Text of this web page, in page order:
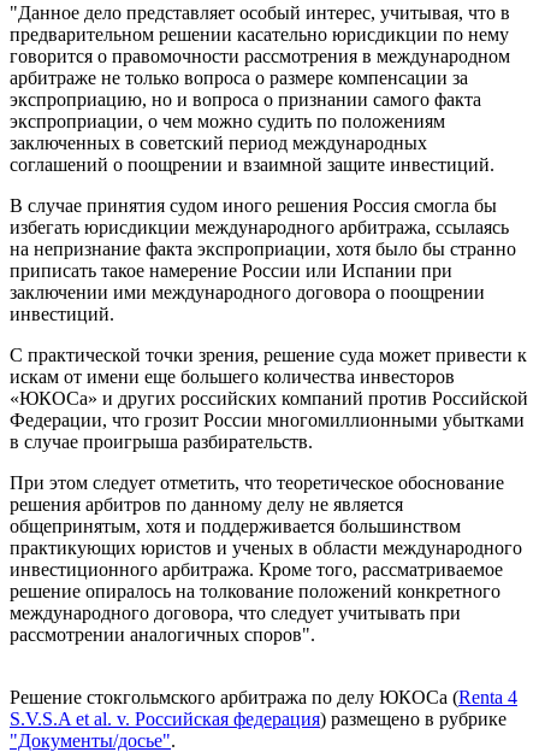
"Данное дело представляет особый интерес, учитывая, что в
предварительном решении касательно юрисдикции по нему
говорится о правомочности рассмотрения в международном
арбитраже не только вопроса о размере компенсации за
экспроприацию, но и вопроса о признании самого факта
экспроприации, о чем можно судить по положениям
заключенных в советский период международных
соглашений о поощрении и взаимной защите инвестиций.
В случае принятия судом иного решения Россия смогла бы
избегать юрисдикции международного арбитража, ссылаясь
на непризнание факта экспроприации, хотя было бы странно
приписать такое намерение России или Испании при
заключении ими международного договора о поощрении
инвестиций.
С практической точки зрения, решение суда может привести к
искам от имени еще большего количества инвесторов
«ЮКОСа» и других российских компаний против Российской
Федерации, что грозит России многомиллионными убытками
в случае проигрыша разбирательств.
При этом следует отметить, что теоретическое обоснование
решения арбитров по данному делу не является
общепринятым, хотя и поддерживается большинством
практикующих юристов и ученых в области международного
инвестиционного арбитража. Кроме того, рассматриваемое
решение опиралось на толкование положений конкретного
международного договора, что следует учитывать при
рассмотрении аналогичных споров".
Решение стокгольмского арбитража по делу ЮКОСа (Renta 4
S.V.S.A et al. v. Российская федерация) размещено в рубрике
"Документы/досье".